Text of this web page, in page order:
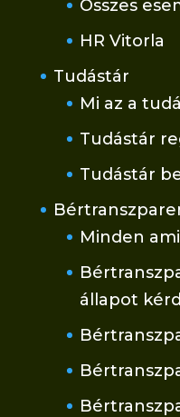
Összes
HR Vitorla
Tudástár
Mi az a
Tudástár
Tudástár
Minden
állapot